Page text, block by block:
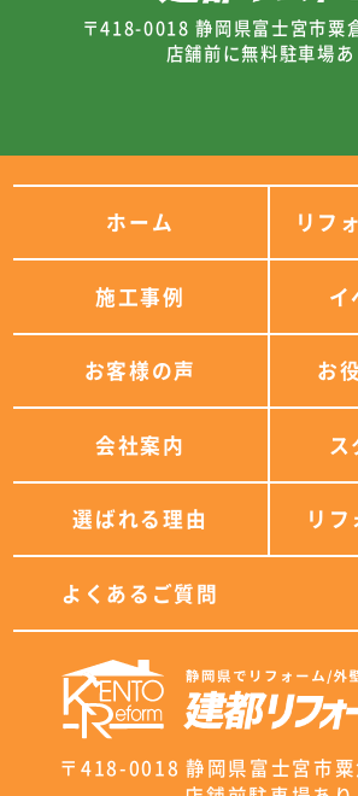
〒418-0018 静岡県富士宮市粟
店舗前に無料駐車場あ
ホーム リフ
施工事例 イ
お客様の声 お
会社案内 ス
選ばれる理由 リ
よくあるご質問
〒418-0018 静岡県富士宮市